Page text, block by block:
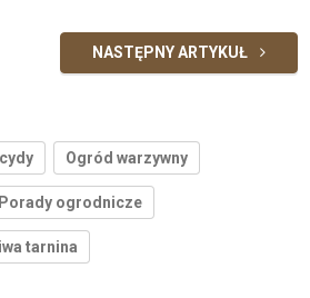
NASTĘPNY ARTYKUŁ
Ogród warzywny
Porady ogrodnicze
tarnina